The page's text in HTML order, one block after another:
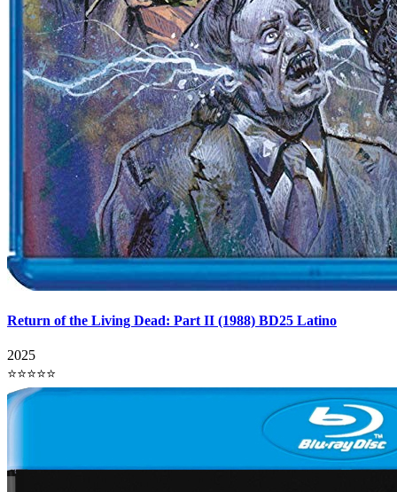
Return of the Living Dead: Part II (1988) BD25 Latino
2025
⭐⭐⭐⭐⭐